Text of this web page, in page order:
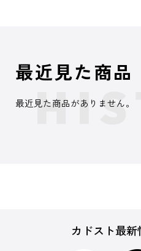
最近見た商品
最近見た商品がありません。
カドスト最